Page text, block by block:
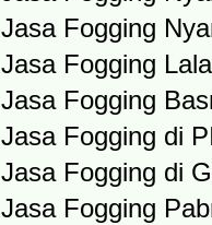
Jasa Fogging
Jasa Fogging
Jasa Fogging
Jasa Fogging di
Jasa Fogging di
Jasa Fogging